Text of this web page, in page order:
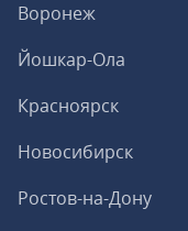
Воронеж
Йошкар-Ола
Красноярск
Новосибирск
Ростов-на-Дону